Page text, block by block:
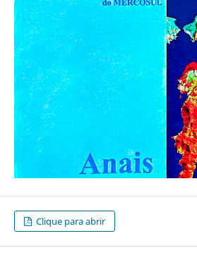
Clique para abrir